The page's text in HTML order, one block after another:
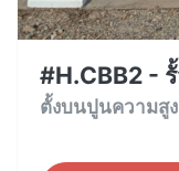
#H.CBB2 -
ตั้งบนปูนความสู